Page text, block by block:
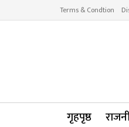
Terms & Condtion
गृहपृष्ठ